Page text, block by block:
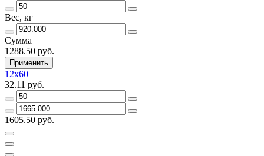
Вес, кг
Сумма
1288.50 руб.
Применить
12х60
32.11 руб.
1605.50 руб.